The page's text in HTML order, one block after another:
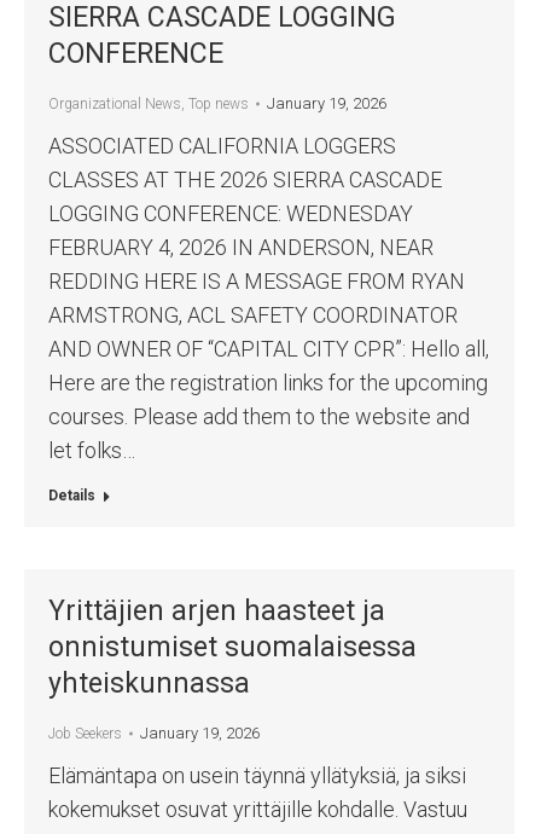
SIERRA CASCADE LOGGING
CONFERENCE
Organizational News, Top news January 19, 2026
ASSOCIATED CALIFORNIA LOGGERS
CLASSES AT THE 2026 SIERRA CASCADE
LOGGING CONFERENCE: WEDNESDAY
FEBRUARY 4, 2026 IN ANDERSON, NEAR
REDDING HERE IS A MESSAGE FROM RYAN
ARMSTRONG, ACL SAFETY COORDINATOR
AND OWNER OF “CAPITAL CITY CPR”: Hello all,
Here are the registration links for the upcoming
courses. Please add them to the website and
let folks…
Details
Yrittäjien arjen haasteet ja
onnistumiset suomalaisessa
yhteiskunnassa
Job Seekers January 19, 2026
Elämäntapa on usein täynnä yllätyksiä, ja siksi
kokemukset osuvat yrittäjille kohdalle. Vastuu